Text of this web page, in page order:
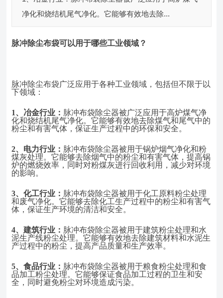
净化和烧结机尾气净化。它能够有效地去除...
脉冲除尘布袋可以用于哪些工业领域 ？
脉冲除尘布袋广泛应用于各种工业领域，包括但不限于以
下领域：
1、 冶金行业： 脉冲布袋除尘器被广泛应用于高炉煤气净
化和烧结机尾气净化。它能够有效地去除煤气和尾气中的
粉尘和有害气体，保证生产过程中的环保和安全。
2、 电力行业： 脉冲布袋除尘器被用于锅炉烟气净化和粉
煤灰处理。它能够去除烟气中的粉尘和有害气体，提高锅
炉的燃烧效率，同时对粉煤灰进行回收利用，减少对环境
的影响。
3、化工行业： 脉冲布袋除尘器被用于化工原料粉尘处理
和废气净化。它能够去除化工生产过程中的粉尘和有害气
体，保证生产环境的清洁和安全。
4、建筑行业： 脉冲布袋除尘器被用于建筑粉尘处理和水
泥生产线粉尘处理。它能够有效地去除建筑材料和水泥生
产过程中的粉尘，提高产品质量和生产效率。
5、食品行业： 脉冲布袋除尘器被用于粮食粉尘处理和食
品加工粉尘处理。它能够保证食品加工过程的卫生和安
全，同时避免粉尘对环境造成污染。